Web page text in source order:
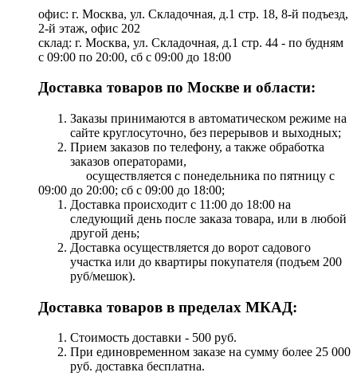
офис: г. Москва, ул. Складочная, д.1 стр. 18, 8-й подъезд,
2-й этаж, офис 202
склад: г. Москва, ул. Складочная, д.1 стр. 44 - по будням
с 09:00 по 20:00, сб с 09:00 до 18:00
Доставка товаров по Москве и области:
Заказы принимаются в автоматическом режиме на
сайте круглосуточно, без перерывов и выходных;
Прием заказов по телефону, а также обработка
заказов операторами,
осуществляется с понедельника по пятницу с
09:00 до 20:00; сб с 09:00 до 18:00;
Доставка происходит с 11:00 до 18:00 на
следующий день после заказа товара, или в любой
другой день;
Доставка осуществляется до ворот садового
участка или до квартиры покупателя (подъем 200
руб/мешок).
Доставка товаров в пределах МКАД:
Стоимость доставки - 500 руб.
При единовременном заказе на сумму более 25 000
руб. доставка бесплатна.